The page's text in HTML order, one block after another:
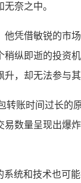
奈之中。
他凭借敏锐的市
稍纵即逝的投资
升，却无法参与
转账时间过长的
易数量呈现出爆
系统和技术也可